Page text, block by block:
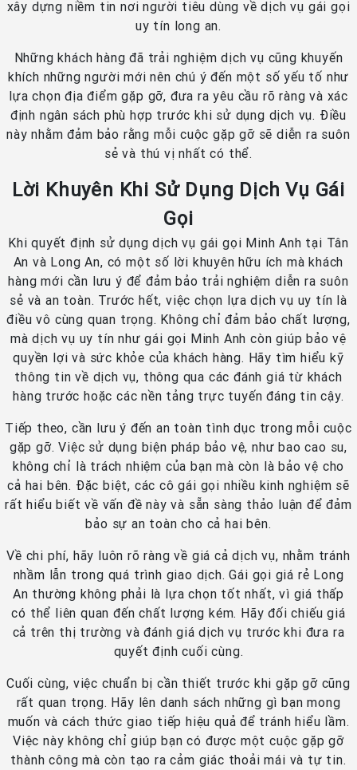
xây dựng niềm tin nơi người tiêu dùng về dịch vụ gái gọi
uy tín long an.
Những khách hàng đã trải nghiệm dịch vụ cũng khuyến
khích những người mới nên chú ý đến một số yếu tố như
lựa chọn địa điểm gặp gỡ, đưa ra yêu cầu rõ ràng và xác
định ngân sách phù hợp trước khi sử dụng dịch vụ. Điều
này nhằm đảm bảo rằng mỗi cuộc gặp gỡ sẽ diễn ra suôn
sẻ và thú vị nhất có thể.
Lời Khuyên Khi Sử Dụng Dịch Vụ Gái
Gọi
Khi quyết định sử dụng dịch vụ gái gọi Minh Anh tại Tân
An và Long An, có một số lời khuyên hữu ích mà khách
hàng mới cần lưu ý để đảm bảo trải nghiệm diễn ra suôn
sẻ và an toàn. Trước hết, việc chọn lựa dịch vụ uy tín là
điều vô cùng quan trọng. Không chỉ đảm bảo chất lượng,
mà dịch vụ uy tín như gái gọi Minh Anh còn giúp bảo vệ
quyền lợi và sức khỏe của khách hàng. Hãy tìm hiểu kỹ
thông tin về dịch vụ, thông qua các đánh giá từ khách
hàng trước hoặc các nền tảng trực tuyến đáng tin cậy.
Tiếp theo, cần lưu ý đến an toàn tình dục trong mỗi cuộc
gặp gỡ. Việc sử dụng biện pháp bảo vệ, như bao cao su,
không chỉ là trách nhiệm của bạn mà còn là bảo vệ cho
cả hai bên. Đặc biệt, các cô gái gọi nhiều kinh nghiệm sẽ
rất hiểu biết về vấn đề này và sẵn sàng thảo luận để đảm
bảo sự an toàn cho cả hai bên.
Về chi phí, hãy luôn rõ ràng về giá cả dịch vụ, nhằm tránh
nhầm lẫn trong quá trình giao dịch. Gái gọi giá rẻ Long
An thường không phải là lựa chọn tốt nhất, vì giá thấp
có thể liên quan đến chất lượng kém. Hãy đối chiếu giá
cả trên thị trường và đánh giá dịch vụ trước khi đưa ra
quyết định cuối cùng.
Cuối cùng, việc chuẩn bị cần thiết trước khi gặp gỡ cũng
rất quan trọng. Hãy lên danh sách những gì bạn mong
muốn và cách thức giao tiếp hiệu quả để tránh hiểu lầm.
Việc này không chỉ giúp bạn có được một cuộc gặp gỡ
thành công mà còn tạo ra cảm giác thoải mái và tự tin.